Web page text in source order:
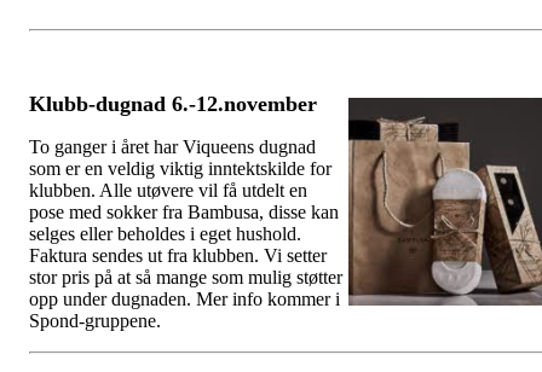
Klubb-dugnad 6.-12.november
To ganger i året har Viqueens dugnad
som er en veldig viktig inntektskilde for
klubben. Alle utøvere vil få utdelt en
pose med sokker fra Bambusa, disse kan
selges eller beholdes i eget hushold.
Faktura sendes ut fra klubben. Vi setter
stor pris på at så mange som mulig støtter
opp under dugnaden. Mer info kommer i
Spond-gruppene.